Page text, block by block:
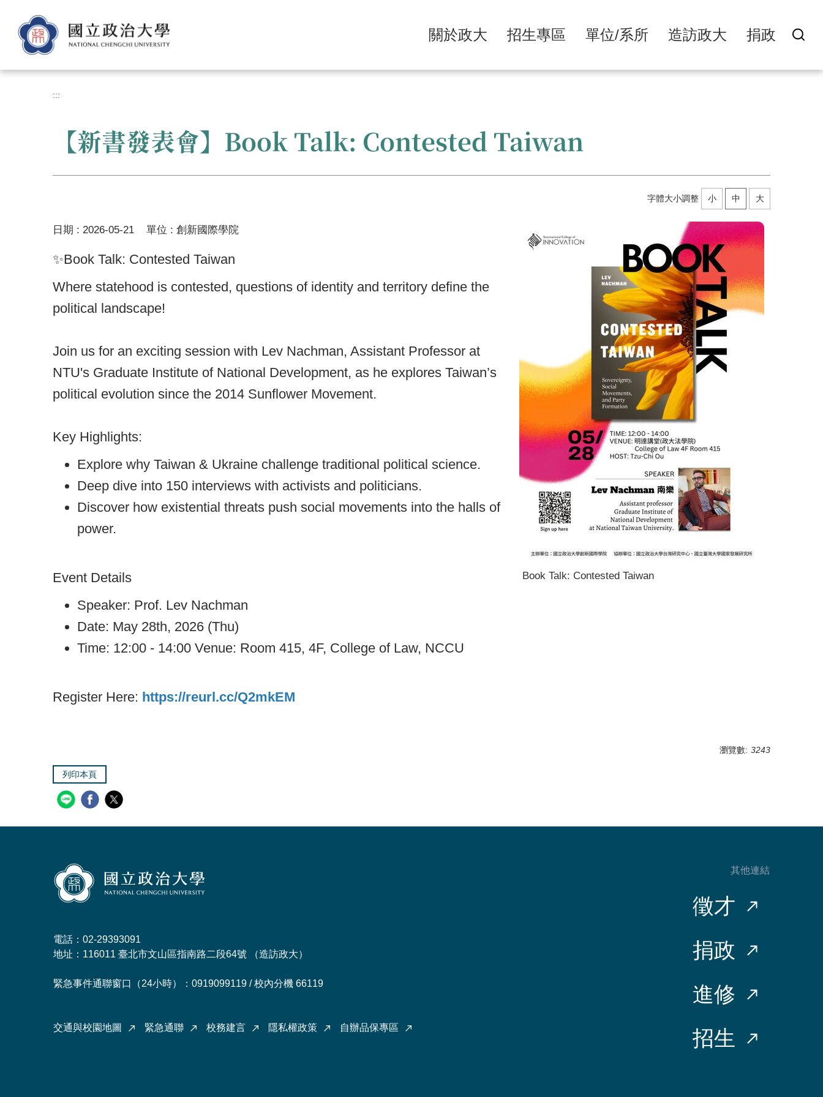
容
關於政大 招生專區 單位/系所 造訪政大 捐政
:::
【新書發表會】Book Talk: Contested Taiwan
字體大小調整 小 中 大
Book Talk: Contested Taiwan
日期 : 2026-05-21 單位 : 創新國際學院
✨Book Talk: Contested Taiwan
Where statehood is contested, questions of identity and territory define the
political landscape!
Join us for an exciting session with Lev Nachman, Assistant Professor at
NTU's Graduate Institute of National Development, as he explores Taiwan’s
political evolution since the 2014 Sunflower Movement. ️
Key Highlights:
Explore why Taiwan & Ukraine challenge traditional political science.
Deep dive into 150 interviews with activists and politicians. ️
Discover how existential threats push social movements into the halls of
power.
Event Details
Speaker: Prof. Lev Nachman
Date: May 28th, 2026 (Thu)
Time: 12:00 - 14:00 Venue: Room 415, 4F, College of Law, NCCU
Register Here: https://reurl.cc/Q2mkEM
瀏覽數: 3243
列印本頁
電話：02-29393091
地址：116011 臺北市文山區指南路二段64號 （造訪政大）
緊急事件通聯窗口（24小時）：0919099119 / 校內分機 66119
交通與校園地圖 緊急通聯 校務建言 隱私權政策 自辦品保專區
其他連結
徵才
捐政
進修
招生